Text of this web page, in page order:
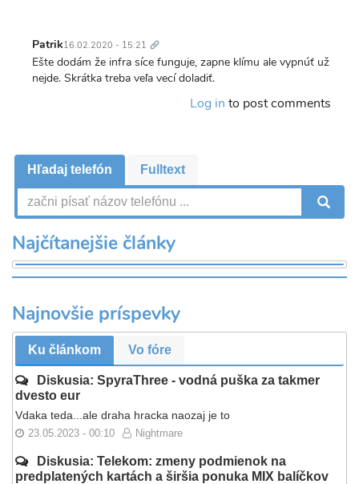
Patrik16.02.2020 - 15:21 odkaz
Ešte dodám že infra síce funguje, zapne klímu ale vypnúť už
nejde. Skrátka treba veľa vecí doladiť.
Log in to post comments
Hľadaj telefón Fulltext
Najčítanejšie články
Najnovšie príspevky
Ku článkom Vo fóre
Diskusia: SpyraThree - vodná puška za takmer
dvesto eur
Vdaka teda...ale draha hracka naozaj je to
23.05.2023 - 00:10 Nightmare
Diskusia: Telekom: zmeny podmienok na
predplatených kartách a širšia ponuka MIX balíčkov